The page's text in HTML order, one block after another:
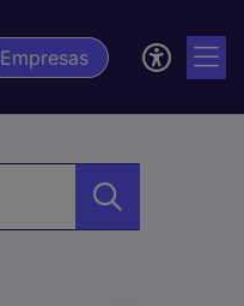
Empresas